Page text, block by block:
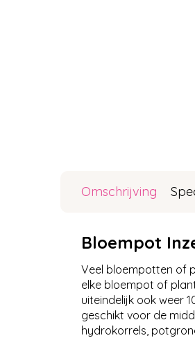
Omschrijving
Bloempot
Veel bloempotten of
elke bloempot of
uiteindelijk ook weer
geschikt voor de
hydrokorrels,